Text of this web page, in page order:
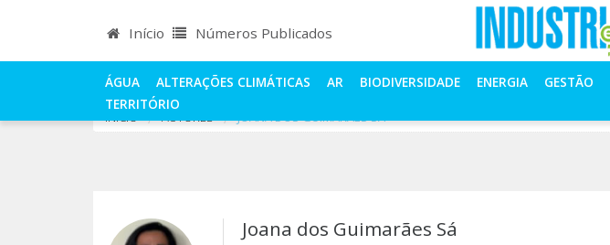
Início Números Publicados
ÁGUA ALTERAÇÕES CLIMÁTICAS AR BIODIVERSIDADE ENERGIA GESTÃO
TERRITÓRIO
INÍCIO AUTORES JOANA DOS GUIMARÃES SÁ
Joana dos Guimarães Sá
Joana dos Guimarães Sá